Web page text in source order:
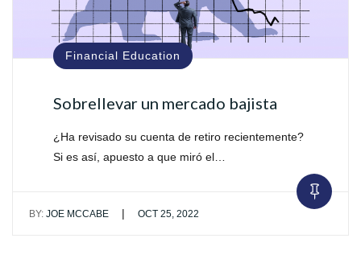
Financial Education
Sobrellevar un mercado bajista
¿Ha revisado su cuenta de retiro recientemente?
Si es así, apuesto a que miró el…
BY: JOE MCCABE | OCT 25, 2022